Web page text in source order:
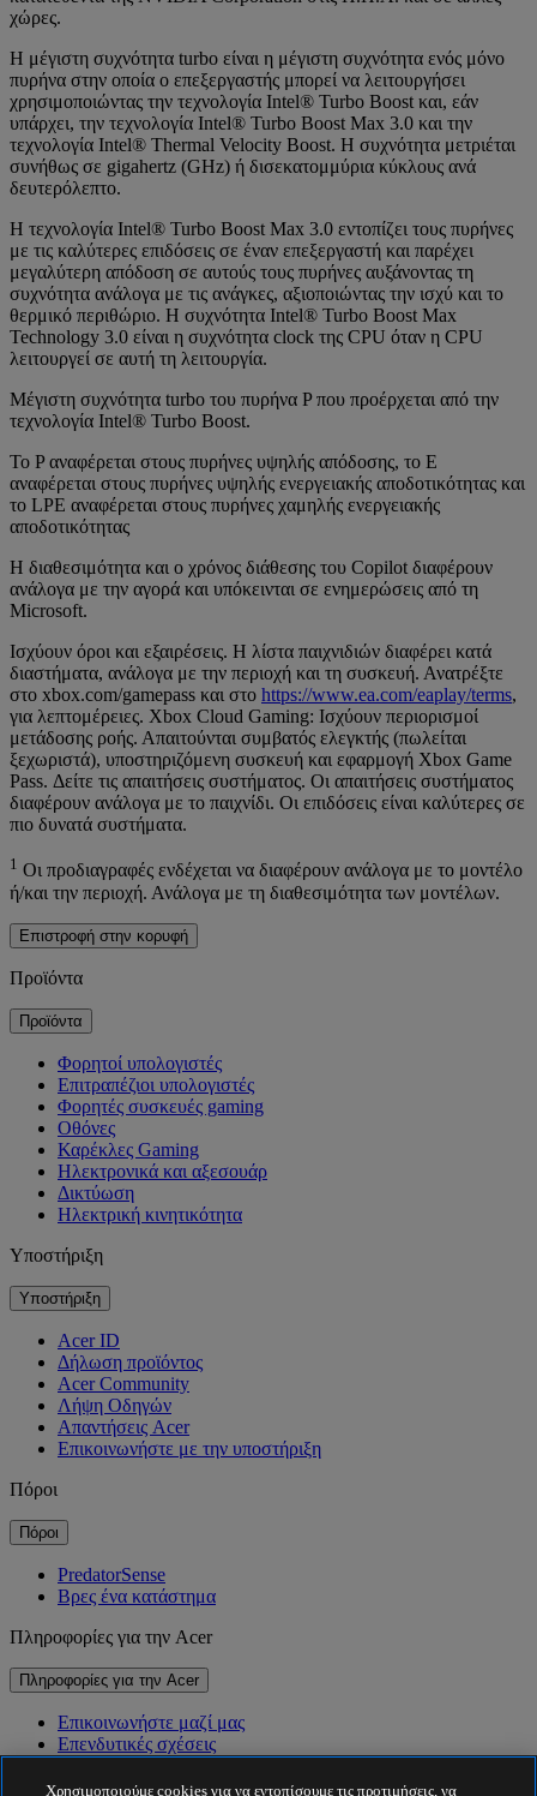
χώρες.
Η μέγιστη συχνότητα turbo είναι η μέγιστη συχνότητα ενός μόνο
πυρήνα στην οποία ο επεξεργαστής μπορεί να λειτουργήσει
χρησιμοποιώντας την τεχνολογία Intel® Turbo Boost και, εάν
υπάρχει, την τεχνολογία Intel® Turbo Boost Max 3.0 και την
τεχνολογία Intel® Thermal Velocity Boost. Η συχνότητα μετριέται
συνήθως σε gigahertz (GHz) ή δισεκατομμύρια κύκλους ανά
δευτερόλεπτο.
Η τεχνολογία Intel® Turbo Boost Max 3.0 εντοπίζει τους πυρήνες
με τις καλύτερες επιδόσεις σε έναν επεξεργαστή και παρέχει
μεγαλύτερη απόδοση σε αυτούς τους πυρήνες αυξάνοντας τη
συχνότητα ανάλογα με τις ανάγκες, αξιοποιώντας την ισχύ και το
θερμικό περιθώριο. Η συχνότητα Intel® Turbo Boost Max
Technology 3.0 είναι η συχνότητα clock της CPU όταν η CPU
λειτουργεί σε αυτή τη λειτουργία.
Μέγιστη συχνότητα turbo του πυρήνα P που προέρχεται από την
τεχνολογία Intel® Turbo Boost.
Το P αναφέρεται στους πυρήνες υψηλής απόδοσης, το E
αναφέρεται στους πυρήνες υψηλής ενεργειακής αποδοτικότητας και
το LPE αναφέρεται στους πυρήνες χαμηλής ενεργειακής
αποδοτικότητας
Η διαθεσιμότητα και ο χρόνος διάθεσης του Copilot διαφέρουν
ανάλογα με την αγορά και υπόκεινται σε ενημερώσεις από τη
Microsoft.
Ισχύουν όροι και εξαιρέσεις. Η λίστα παιχνιδιών διαφέρει κατά
διαστήματα, ανάλογα με την περιοχή και τη συσκευή. Ανατρέξτε
στο xbox.com/gamepass και στο https://www.ea.com/eaplay/terms,
για λεπτομέρειες. Xbox Cloud Gaming: Ισχύουν περιορισμοί
μετάδοσης ροής. Απαιτούνται συμβατός ελεγκτής (πωλείται
ξεχωριστά), υποστηριζόμενη συσκευή και εφαρμογή Xbox Game
Pass. Δείτε τις απαιτήσεις συστήματος. Οι απαιτήσεις συστήματος
διαφέρουν ανάλογα με το παιχνίδι. Οι επιδόσεις είναι καλύτερες σε
πιο δυνατά συστήματα.
1 Οι προδιαγραφές ενδέχεται να διαφέρουν ανάλογα με το μοντέλο
ή/και την περιοχή. Ανάλογα με τη διαθεσιμότητα των μοντέλων.
Επιστροφή στην κορυφή
Προϊόντα
Προϊόντα
Φορητοί υπολογιστές
Επιτραπέζιοι υπολογιστές
Φορητές συσκευές gaming
Οθόνες
Καρέκλες Gaming
Ηλεκτρονικά και αξεσουάρ
Δικτύωση
Ηλεκτρική κινητικότητα
Υποστήριξη
Υποστήριξη
Acer ID
Δήλωση προϊόντος
Acer Community
Λήψη Οδηγών
Απαντήσεις Acer
Επικοινωνήστε με την υποστήριξη
Πόροι
Πόροι
PredatorSense
Βρες ένα κατάστημα
Πληροφορίες για την Acer
Πληροφορίες για την Acer
Επικοινωνήστε μαζί μας
Επενδυτικές σχέσεις
Βραβεία
Χρησιμοποιούμε cookies για να εντοπίσουμε τις προτιμήσεις, να